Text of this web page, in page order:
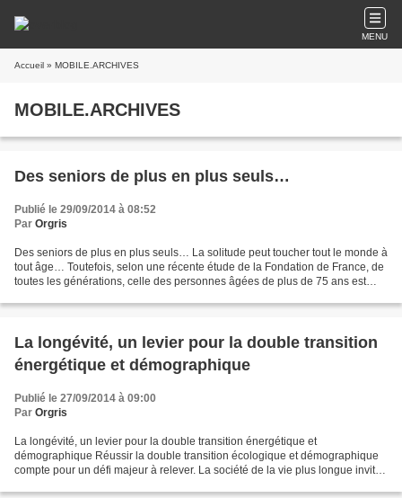
MENU
Accueil » MOBILE.ARCHIVES
MOBILE.ARCHIVES
Des seniors de plus en plus seuls…
Publié le 29/09/2014 à 08:52
Par Orgris
Des seniors de plus en plus seuls… La solitude peut toucher tout le monde à
tout âge… Toutefois, selon une récente étude de la Fondation de France, de
toutes les générations, celle des personnes âgées de plus de 75 ans est
La longévité, un levier pour la double transition
énergétique et démographique
Publié le 27/09/2014 à 09:00
Par Orgris
La longévité, un levier pour la double transition énergétique et
démographique Réussir la double transition écologique et démographique
compte pour un défi majeur à relever. La société de la vie plus longue invite